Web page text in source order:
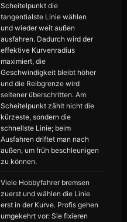
Scheitelpunkt die
tangentialste Linie wählen
und wieder weit außen
ausfahren. Dadurch wird der
effektive Kurvenradius
maximiert, die
Geschwindigkeit bleibt höher
und die Reibgrenze wird
seltener überschritten. Am
Scheitelpunkt zählt nicht die
kürzeste, sondern die
schnellste Linie; beim
Ausfahren driftet man nach
außen, um früh beschleunigen
zu können.
Viele Hobbyfahrer bremsen
zuerst und wählen die Linie
erst in der Kurve. Profis gehen
umgekehrt vor: Sie fixieren